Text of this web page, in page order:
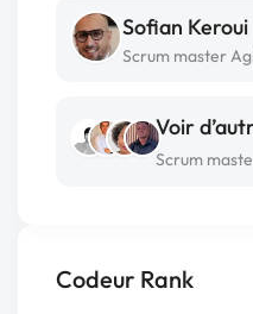
Codeur Rank
Sofian Keroui
Scrum master
Voir
Scrum